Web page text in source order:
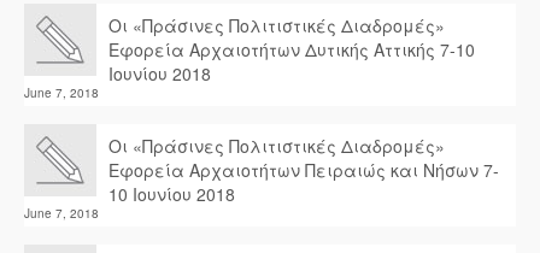
Οι «Πράσινες Πολιτιστικές Διαδρομές»
Εφορεία Αρχαιοτήτων Δυτικής Αττικής 7-10
Ιουνίου 2018
June 7, 2018
Οι «Πράσινες Πολιτιστικές Διαδρομές»
Εφορεία Αρχαιοτήτων Πειραιώς και Νήσων 7-
10 Ιουνίου 2018
June 7, 2018